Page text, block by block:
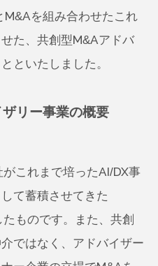
M&Aを組み合わせたこれ
た、共創型M&Aアドバ
といたしました。
リー事業の概要
これまで培ったAI/DX事
て蓄積させてきた
ものです。また、共創
ではなく、アドバイザー